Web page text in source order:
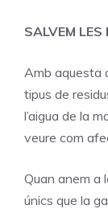
SALVEM
Amb aquesta
tipus de
l’aigua de la
veure com
Quan anem a
únics que la